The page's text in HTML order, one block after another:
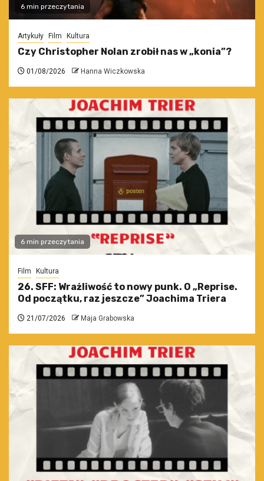
6 min przeczytania
Artykuły Film Kultura
Czy Christopher Nolan zrobił nas w „konia”?
01/08/2026 Hanna Wiczkowska
6 min przeczytania
Film Kultura
26. SFF: Wrażliwość to nowy punk. O „Reprise.
Od początku, raz jeszcze” Joachima Triera
21/07/2026 Maja Grabowska